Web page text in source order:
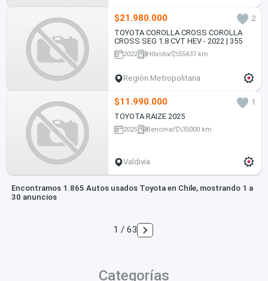
$21.980.000
2
TOYOTA COROLLA CROSS COROLLA
CROSS SEG 1.8 CVT HEV - 2022 | 355
2022 Híbrido 55437 km
Región Metropolitana
$11.990.000
1
TOYOTA RAIZE 2025
2025 Bencina 35000 km
Valdivia
Encontramos 1.865 Autos usados Toyota en Chile, mostrando 1 a
30 anuncios
1 / 63
Categorías